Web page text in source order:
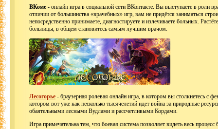
ВКоме - онлайн игра в социальной сети ВКонтакте. Вы выступаете в роли
отличии от большинства «врачебных» игр, вам не придётся заниматься
непосредственно принимаете, диагностируете и излечиваете больных.
больницы, в общем становитесь самым лучшим врачом.
Лесогорье - браузерная ролевая онлайн игра, в котором вы столкнетесь с
котором вот уже как несколько тысячелетий идет война за природные
обаятельными лесными Вудлами и рассчетливыми Кордами.
Игра примечательна тем, что боевая система позволяет видеть весь